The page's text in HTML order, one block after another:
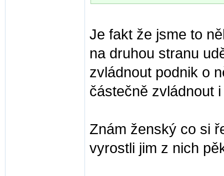
Je fakt že jsme to
na druhou stranu
zvládnout podnik o
částečně zvládnout
Znám ženský co si
vyrostli jim z nich